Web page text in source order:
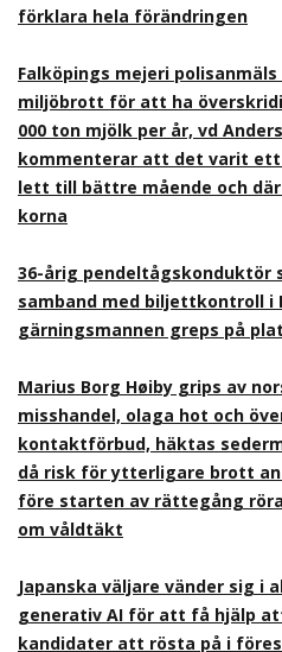
förklara hela förändringen
Falköpings mejeri
miljöbrott för att ha
000 ton mjölk per år, vd
kommenterar att det varit
lett till bättre mående och
korna
36-årig pendeltågskonduktör
samband med biljettkontroll i
gärningsmannen greps på
Marius Borg Høiby grips av
misshandel, olaga hot och
kontaktförbud, häktas
då risk för ytterligare brott
före starten av rättegång
om våldtäkt
Japanska väljare vänder sig
generativ AI för att få hjälp
kandidater att rösta på i